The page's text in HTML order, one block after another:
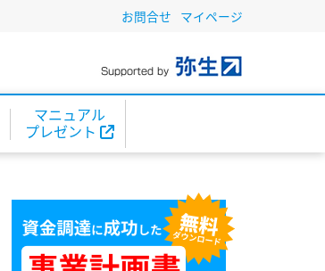
マイページ
お問合せ
マニュアル
プレゼント